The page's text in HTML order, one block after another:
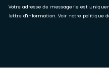
Votre adresse de messagerie est
lettre d'information. Voir notre politique